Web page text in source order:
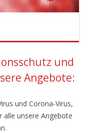
und
Angebote:
und Corona-Virus,
alle unsere Angebote